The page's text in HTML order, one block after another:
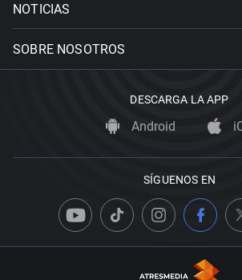
NOTICIAS
SOBRE NOSOTROS
DESCARGA LA APP
Android
SÍGUENOS EN